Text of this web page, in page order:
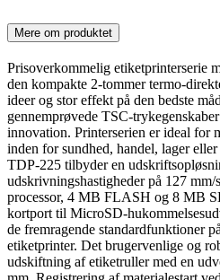
Mere om produktet
Prisoverkommelig etiketprinterserie
den kompakte 2-tommer termo-
ideer og stor effekt på den bedste
gennemprøvede TSC-
innovation. Printerserien er ideal for
inden for sundhed, handel, lager
TDP-225 tilbyder en
udskrivningshastigheder på 127
processor, 4 MB FLASH og 8 MB
kortport til MicroSD-
de fremragende standardfunktioner
etiketprinter. Det brugervenlige og
udskiftning af etiketruller med en